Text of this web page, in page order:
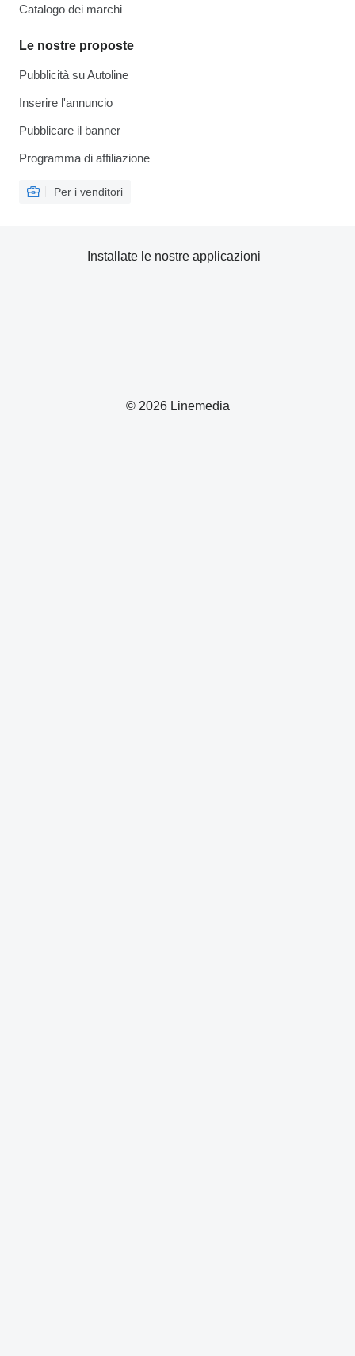
Catalogo dei marchi
Le nostre proposte
Pubblicità su Autoline
Inserire l'annuncio
Pubblicare il banner
Programma di affiliazione
Per i venditori
© 2026 Linemedia
Installate le nostre applicazioni